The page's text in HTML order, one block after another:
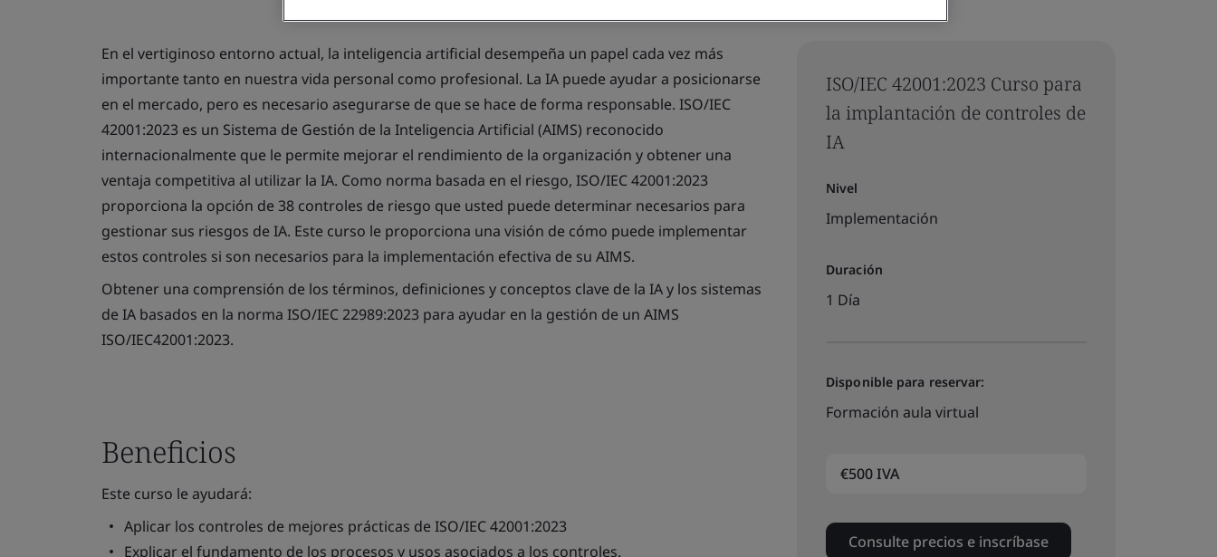
ISO/IEC 42001:2023 Curso para
la implantación de controles de
IA
Nivel
Implementación
Duración
1 Día
Disponible para reservar:
Formación aula virtual
€500 IVA
Consulte precios e inscríbase
En el vertiginoso entorno actual, la inteligencia artificial desempeña un papel cada vez más
importante tanto en nuestra vida personal como profesional. La IA puede ayudar a posicionarse
en el mercado, pero es necesario asegurarse de que se hace de forma responsable. ISO/IEC
42001:2023 es un Sistema de Gestión de la Inteligencia Artificial (AIMS) reconocido
internacionalmente que le permite mejorar el rendimiento de la organización y obtener una
ventaja competitiva al utilizar la IA. Como norma basada en el riesgo, ISO/IEC 42001:2023
proporciona la opción de 38 controles de riesgo que usted puede determinar necesarios para
gestionar sus riesgos de IA. Este curso le proporciona una visión de cómo puede implementar
estos controles si son necesarios para la implementación efectiva de su AIMS.
Obtener una comprensión de los términos, definiciones y conceptos clave de la IA y los sistemas
de IA basados en la norma ISO/IEC 22989:2023 para ayudar en la gestión de un AIMS
ISO/IEC42001:2023.
Beneficios
Este curso le ayudará:
Aplicar los controles de mejores prácticas de ISO/IEC 42001:2023
Explicar el fundamento de los procesos y usos asociados a los controles.